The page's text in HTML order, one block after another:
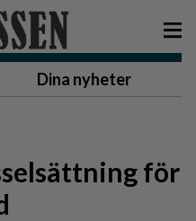
Dina nyheter
för